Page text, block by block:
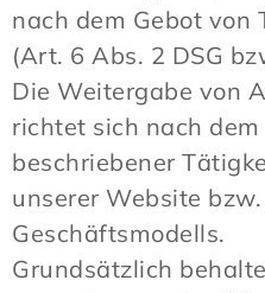
nach dem Gebot von
(Art. 6 Abs. 2 DSG
Die Weitergabe von
richtet sich nach
beschriebener
unserer Website
Geschäftsmodells.
Grundsätzlich